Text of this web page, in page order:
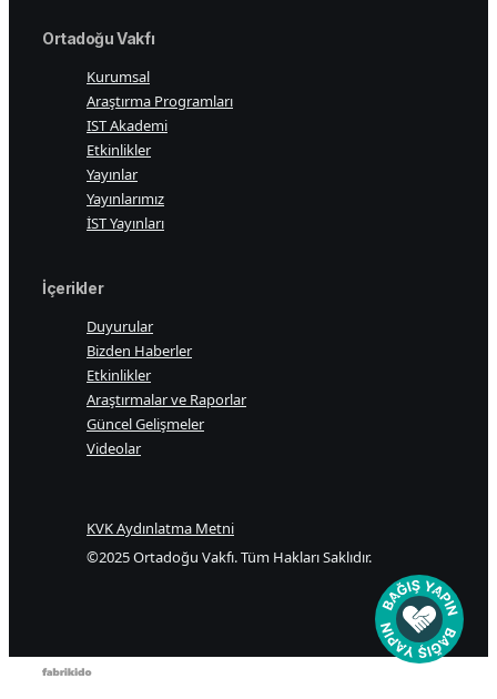
Ortadoğu Vakfı
Kurumsal
Araştırma Programları
IST Akademi
Etkinlikler
Yayınlar
Yayınlarımız
İST Yayınları
İçerikler
Duyurular
Bizden Haberler
Etkinlikler
Araştırmalar ve Raporlar
Güncel Gelişmeler
Videolar
KVK Aydınlatma Metni
©2025 Ortadoğu Vakfı. Tüm Hakları Saklıdır.